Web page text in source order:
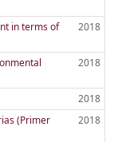
in terms of
2018
2018
2018
(Primer
2018